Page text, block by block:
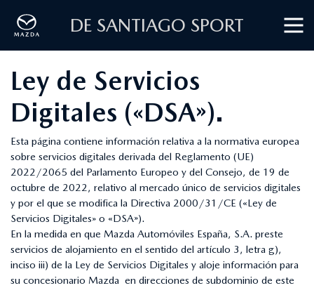
DE SANTIAGO SPORT
Ley de Servicios
Digitales («DSA»).
Esta página contiene información relativa a la normativa europea
sobre servicios digitales derivada del Reglamento (UE)
2022/2065 del Parlamento Europeo y del Consejo, de 19 de
octubre de 2022, relativo al mercado único de servicios digitales
y por el que se modifica la Directiva 2000/31/CE («Ley de
Servicios Digitales» o «DSA»).
En la medida en que Mazda Automóviles España, S.A. preste
servicios de alojamiento en el sentido del artículo 3, letra g),
inciso iii) de la Ley de Servicios Digitales y aloje información para
su concesionario Mazda en direcciones de subdominio de este